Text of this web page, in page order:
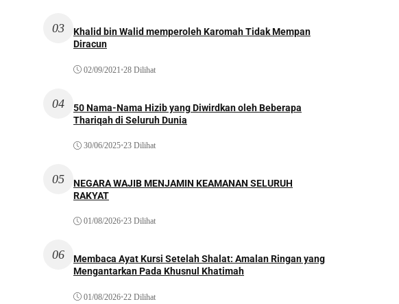
03
Khalid bin Walid memperoleh Karomah Tidak Mempan
Diracun
02/09/2021•28 Dilihat
04
50 Nama-Nama Hizib yang Diwirdkan oleh Beberapa
Thariqah di Seluruh Dunia
30/06/2025•23 Dilihat
05
NEGARA WAJIB MENJAMIN KEAMANAN SELURUH
RAKYAT
01/08/2026•23 Dilihat
06
Membaca Ayat Kursi Setelah Shalat: Amalan Ringan yang
Mengantarkan Pada Khusnul Khatimah
01/08/2026•22 Dilihat